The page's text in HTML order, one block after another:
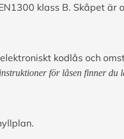
klass B. Skåpet är
kodlås och
för låsen finner du